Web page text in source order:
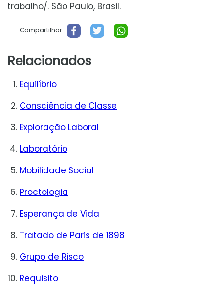
trabalho/. São Paulo, Brasil.
Compartilhar
Relacionados
Equilíbrio
Consciência de Classe
Exploração Laboral
Laboratório
Mobilidade Social
Proctologia
Esperança de Vida
Tratado de Paris de 1898
Grupo de Risco
Requisito